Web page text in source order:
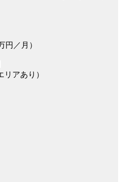
円／月）
アあり）